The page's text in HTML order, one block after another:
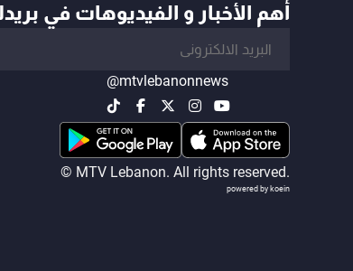
أهم الأخبار و الفيديوهات في
@mtvlebanonnews
© MTV Lebanon. All rights reserved.
powered by koein